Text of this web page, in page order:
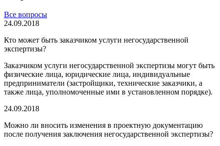
Все вопросы
24.09.2018
Кто может быть заказчиком услуги негосударственной
экспертизы?
Заказчиком услуги негосударственной экспертизы могут быть
физические лица, юридические лица, индивидуальные
предприниматели (застройщики, технические заказчики, а
также лица, уполномоченные ими в установленном порядке).
24.09.2018
Можно ли вносить изменения в проектную документацию
после получения заключения негосударственной экспертизы?